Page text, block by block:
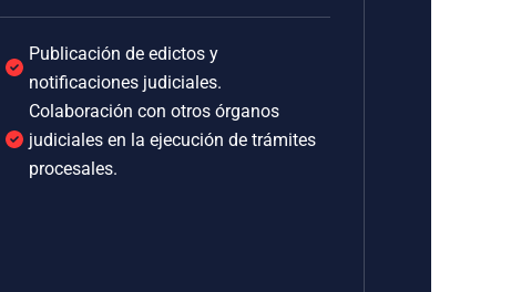
Publicación de edictos y
notificaciones judiciales.
Colaboración con otros órganos
judiciales en la ejecución de trámites
procesales.